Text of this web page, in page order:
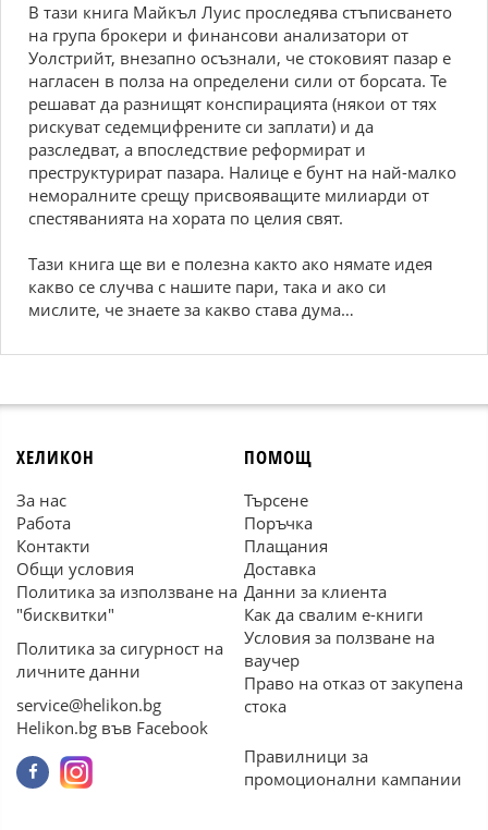
В тази книга Майкъл Луис проследява стъписването
на група брокери и финансови анализатори от
Уолстрийт, внезапно осъзнали, че стоковият пазар е
нагласен в полза на определени сили от борсата. Те
решават да разнищят конспирацията (някои от тях
рискуват седемцифрените си заплати) и да
разследват, а впоследствие реформират и
преструктурират пазара. Налице е бунт на най-малко
неморалните срещу присвояващите милиарди от
спестяванията на хората по целия свят.
Тази книга ще ви е полезна както ако нямате идея
какво се случва с нашите пари, така и ако си
мислите, че знаете за какво става дума…
ХЕЛИКОН
За нас
Работа
Контакти
Общи условия
Политика за използване на
"бисквитки"
Политика за сигурност на
личните данни
service@helikon.bg
Helikon.bg във Facebook
ПОМОЩ
Търсене
Поръчка
Плащания
Доставка
Данни за клиента
Как да свалим е-книги
Условия за ползване на
ваучер
Право на отказ от закупена
стока
Правилници за
промоционални кампании